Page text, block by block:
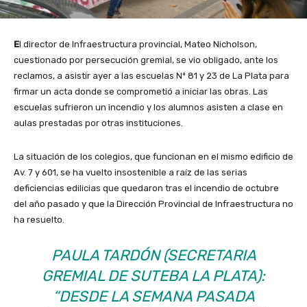
El director de Infraestructura provincial, Mateo Nicholson,
cuestionado por persecución gremial, se vio obligado, ante los
reclamos, a asistir ayer a las escuelas Nº 81 y 23 de La Plata para
firmar un acta donde se comprometió a iniciar las obras. Las
escuelas sufrieron un incendio y los alumnos asisten a clase en
aulas prestadas por otras instituciones.
La situación de los colegios, que funcionan en el mismo edificio de
Av. 7 y 601, se ha vuelto insostenible a raíz de las serias
deficiencias edilicias que quedaron tras el incendio de octubre
del año pasado y que la Dirección Provincial de Infraestructura no
ha resuelto.
PAULA TARDÓN (SECRETARIA
GREMIAL DE SUTEBA LA PLATA):
“DESDE LA SEMANA PASADA